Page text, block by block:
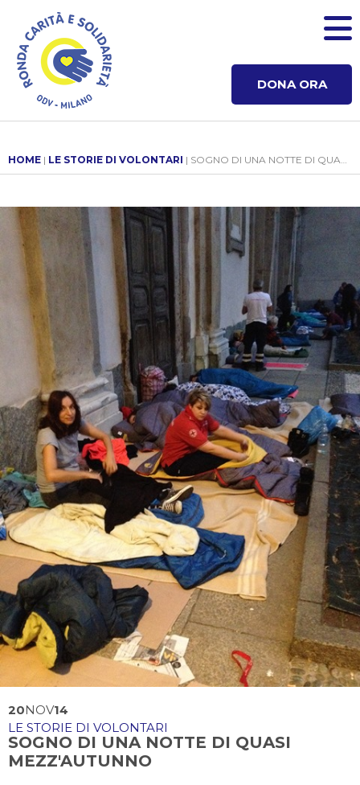
DONA ORA
HOME | LE STORIE DI VOLONTARI | SOGNO DI UNA NOTTE DI QUASI MEZZ'AUTUNNO
20NOV14
LE STORIE DI VOLONTARI
SOGNO DI UNA NOTTE DI QUASI
MEZZ'AUTUNNO